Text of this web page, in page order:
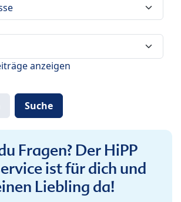
anzeigen
Fragen? Der HiPP
ist für dich und
Liebling da!